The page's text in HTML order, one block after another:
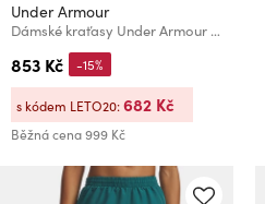
Under Armour
Dámské kraťasy Under Armour Tech Play Up 3in Colorblock
853 Kč
Běžná cena999 Kč
-15%
s kódem LETO20:682 Kč